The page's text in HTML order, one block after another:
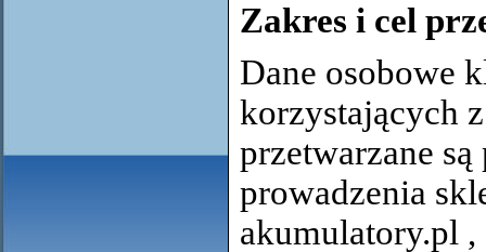
Zakres i cel
Dane osobowe
korzystających
przetwarzane
prowadzenia
akumulatory.pl ,